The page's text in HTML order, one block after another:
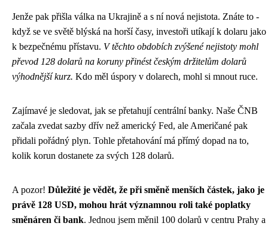
Jenže pak přišla válka na Ukrajině a s ní nová nejistota. Znáte to -
když se ve světě blýská na horší časy, investoři utíkají k dolaru jako
k bezpečnému přístavu. V těchto obdobích zvýšené nejistoty mohl
převod 128 dolarů na koruny přinést českým držitelům dolarů
výhodnější kurz. Kdo měl úspory v dolarech, mohl si mnout ruce.
Zajímavé je sledovat, jak se přetahují centrální banky. Naše ČNB
začala zvedat sazby dřív než americký Fed, ale Američané pak
přidali pořádný plyn. Tohle přetahování má přímý dopad na to,
kolik korun dostanete za svých 128 dolarů.
A pozor! Důležité je vědět, že při směně menších částek, jako je
právě 128 USD, mohou hrát významnou roli také poplatky
směnáren či bank. Jednou jsem měnil 100 dolarů v centru Prahy a